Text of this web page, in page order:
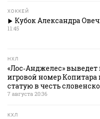
ХОККЕЙ
Кубок Александра
11:45
НХЛ
«Лос‑Анджелес»
игровой номер Копитара
статую в честь
7 августа 20:36
КХЛ